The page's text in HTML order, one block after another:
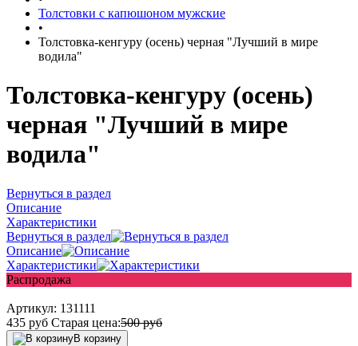
Толстовки с капюшоном мужские
•
Толстовка-кенгуру (осень) черная "Лучший в мире
водила"
Толстовка-кенгуру (осень)
черная "Лучший в мире
водила"
Вернуться в раздел
Описание
Характеристики
Вернуться в раздел
Описание
Характеристики
Распродажа
Артикул: 131111
435 руб Старая цена:500руб
В корзину